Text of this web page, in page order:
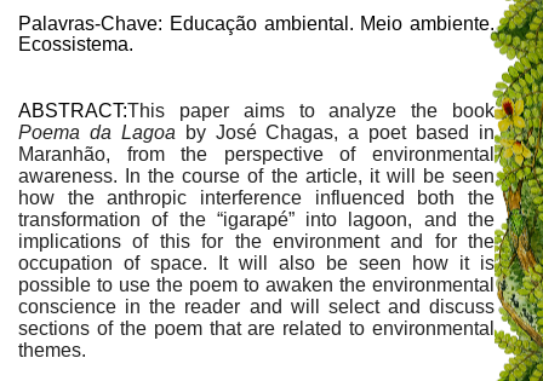
Palavras-Chave: Educação ambiental. Meio ambiente.
Ecossistema.
ABSTRACT:
This paper aims to analyze the book
Poema da Lagoa by José Chagas, a poet based in
Maranhão, from the perspective of environmental
awareness. In the course of the article, it will be seen
how the anthropic interference influenced both the
transformation of the “igarapé” into lagoon, and the
implications of this for the environment and for the
occupation of space. It will also be seen how it is
possible to use the poem to awaken the environmental
conscience in the reader and will select and discuss
sections of the poem that are related to environmental
themes.